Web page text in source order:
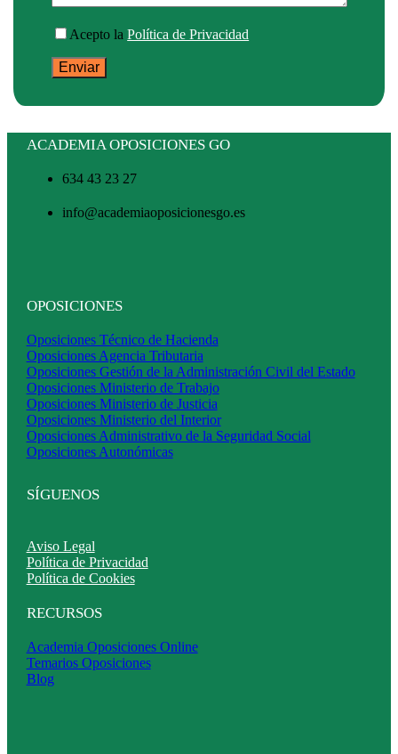
Acepto laPolítica de Privacidad
ACADEMIA OPOSICIONES GO
634 43 23 27
info@academiaoposicionesgo.es
OPOSICIONES
Oposiciones Técnico de Hacienda
Oposiciones Agencia Tributaria
Oposiciones Gestión de la Administración Civil del Estado
Oposiciones Ministerio de Trabajo
Oposiciones Ministerio de Justicia
Oposiciones Ministerio del Interior
Oposiciones Administrativo de la Seguridad Social
Oposiciones Autonómicas
SÍGUENOS
Aviso Legal
Política de Privacidad
Política de Cookies
RECURSOS
Academia Oposiciones Online
Temarios Oposiciones
Blog